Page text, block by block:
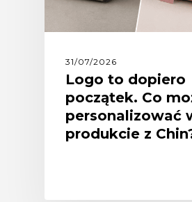
31/07/2026
Logo to dopiero
początek. Co
personalizować
produkcie z